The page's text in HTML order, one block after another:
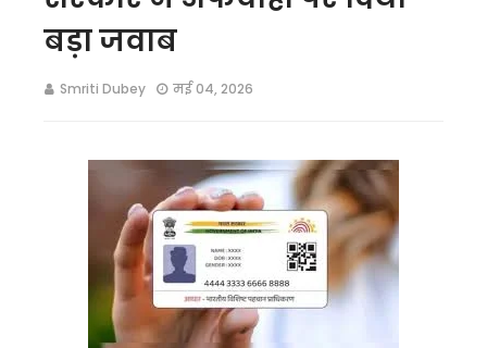
बड़ा जवाब
Smriti Dubey मई 04, 2026